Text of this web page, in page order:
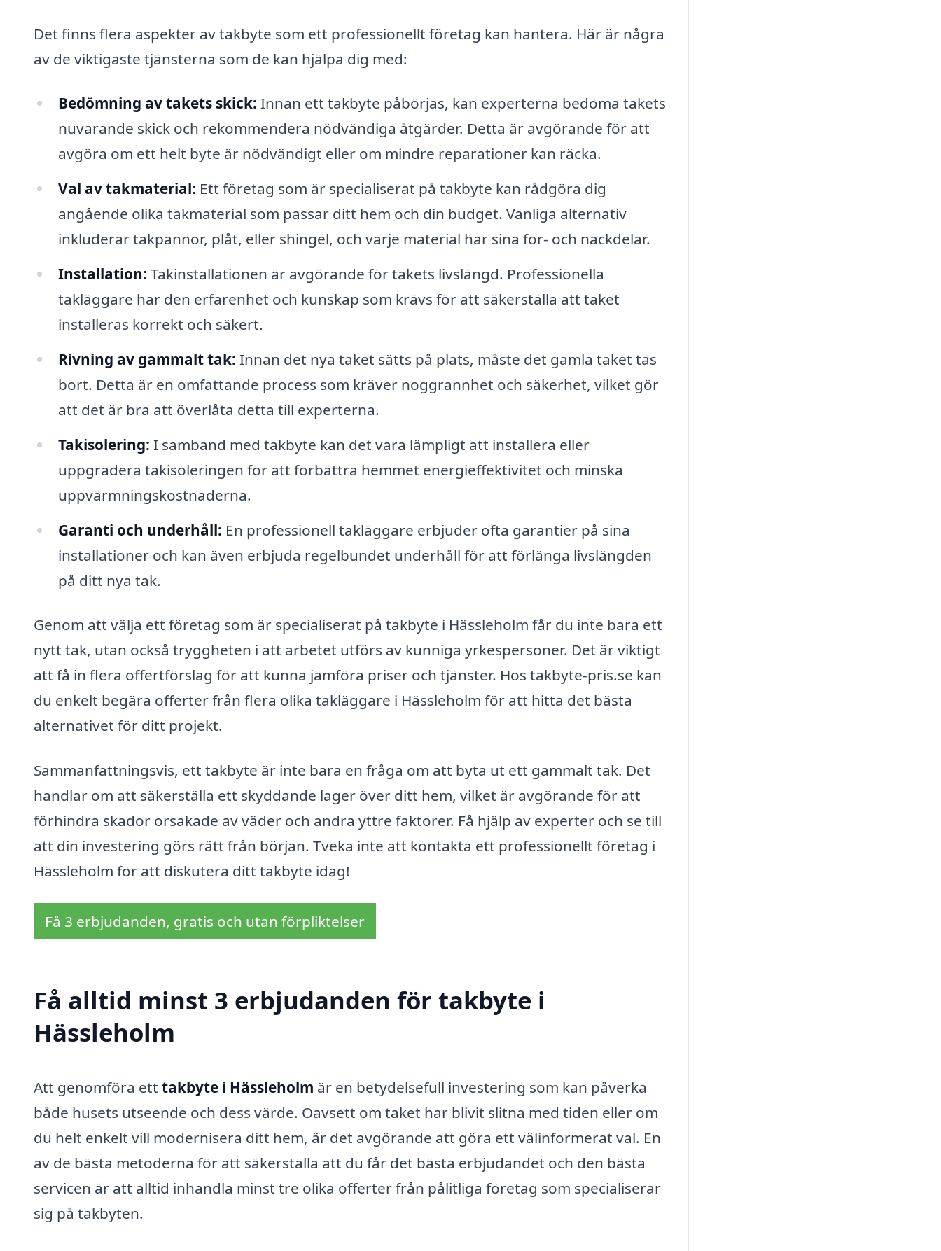
Det finns flera aspekter av takbyte som ett professionellt företag kan hantera. Här är några
av de viktigaste tjänsterna som de kan hjälpa dig med:
Bedömning av takets skick: Innan ett takbyte påbörjas, kan experterna bedöma takets
nuvarande skick och rekommendera nödvändiga åtgärder. Detta är avgörande för att
avgöra om ett helt byte är nödvändigt eller om mindre reparationer kan räcka.
Val av takmaterial: Ett företag som är specialiserat på takbyte kan rådgöra dig
angående olika takmaterial som passar ditt hem och din budget. Vanliga alternativ
inkluderar takpannor, plåt, eller shingel, och varje material har sina för- och nackdelar.
Installation: Takinstallationen är avgörande för takets livslängd. Professionella
takläggare har den erfarenhet och kunskap som krävs för att säkerställa att taket
installeras korrekt och säkert.
Rivning av gammalt tak: Innan det nya taket sätts på plats, måste det gamla taket tas
bort. Detta är en omfattande process som kräver noggrannhet och säkerhet, vilket gör
att det är bra att överlåta detta till experterna.
Takisolering: I samband med takbyte kan det vara lämpligt att installera eller
uppgradera takisoleringen för att förbättra hemmet energieffektivitet och minska
uppvärmningskostnaderna.
Garanti och underhåll: En professionell takläggare erbjuder ofta garantier på sina
installationer och kan även erbjuda regelbundet underhåll för att förlänga livslängden
på ditt nya tak.
Genom att välja ett företag som är specialiserat på takbyte i Hässleholm får du inte bara ett
nytt tak, utan också tryggheten i att arbetet utförs av kunniga yrkespersoner. Det är viktigt
att få in flera offertförslag för att kunna jämföra priser och tjänster. Hos takbyte-pris.se kan
du enkelt begära offerter från flera olika takläggare i Hässleholm för att hitta det bästa
alternativet för ditt projekt.
Sammanfattningsvis, ett takbyte är inte bara en fråga om att byta ut ett gammalt tak. Det
handlar om att säkerställa ett skyddande lager över ditt hem, vilket är avgörande för att
förhindra skador orsakade av väder och andra yttre faktorer. Få hjälp av experter och se till
att din investering görs rätt från början. Tveka inte att kontakta ett professionellt företag i
Hässleholm för att diskutera ditt takbyte idag!
Få 3 erbjudanden, gratis och utan förpliktelser
Få alltid minst 3 erbjudanden för takbyte i
Hässleholm
Att genomföra ett takbyte i Hässleholm är en betydelsefull investering som kan påverka
både husets utseende och dess värde. Oavsett om taket har blivit slitna med tiden eller om
du helt enkelt vill modernisera ditt hem, är det avgörande att göra ett välinformerat val. En
av de bästa metoderna för att säkerställa att du får det bästa erbjudandet och den bästa
servicen är att alltid inhandla minst tre olika offerter från pålitliga företag som specialiserar
sig på takbyten.